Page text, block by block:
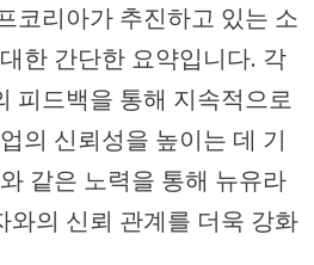
코리아가 추진하고 있는 소
한 간단한 요약입니다. 각
피드백을 통해 지속적으로
의 신뢰성을 높이는 데 기
같은 노력을 통해 뉴유라
와의 신뢰 관계를 더욱 강화